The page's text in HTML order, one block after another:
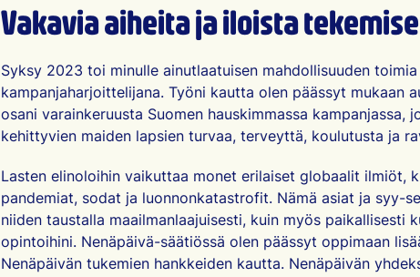
Vakavia aiheita ja iloista
Syksy 2023 toi minulle ainutlaatuisen mahdollisuuden
kampanjaharjoittelijana. Työni kautta olen päässyt mukaan
osani varainkeruusta Suomen hauskimmassa kampanjassa,
kehittyvien maiden lapsien turvaa, terveyttä, koulutusta ja
Lasten elinoloihin vaikuttaa monet erilaiset globaalit ilmiöt,
pandemiat, sodat ja luonnonkatastrofit. Nämä asiat ja syy-
niiden taustalla maailmanlaajuisesti, kuin myös paikallisesti
opintoihini. Nenäpäivä-säätiössä olen päässyt oppimaan
Nenäpäivän tukemien hankkeiden kautta. Nenäpäivän